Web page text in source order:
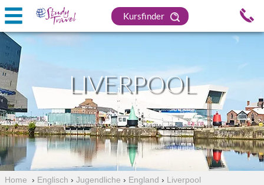
Kursfinder
LIVERPOOL
Home › Englisch › Jugendliche › England › Liverpool